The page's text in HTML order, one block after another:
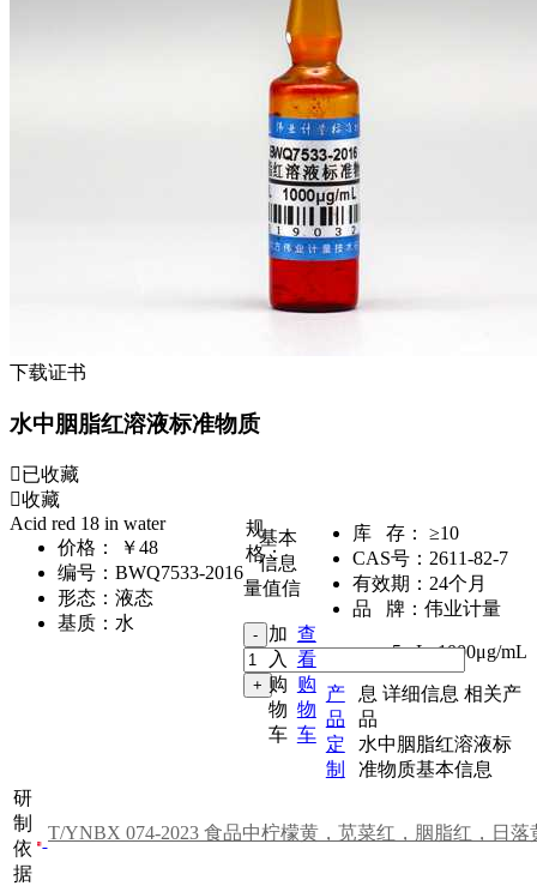
下载证书
水中胭脂红溶液标准物质
已收藏
收藏
Acid red 18 in water
价格：
￥48
编号： BWQ7533-2016
形态： 液态
基质： 水
库 存：
≥10
CAS号： 2611-82-7
有效期： 24个月
品 牌： 伟业计量
规
格：
5mL,1000μg/mL
加
入
购
物
车
查
看
购
物
车
产
品
定
制
基本
信息
量值信
息 详细信息 相关产
品
水中胭脂红溶液标
准物质基本信息
研
制
依
据